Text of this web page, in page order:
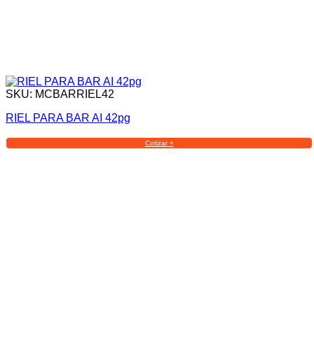
SKU: MCBARRIEL42
RIEL PARA BAR AI 42pg
Cotizar +